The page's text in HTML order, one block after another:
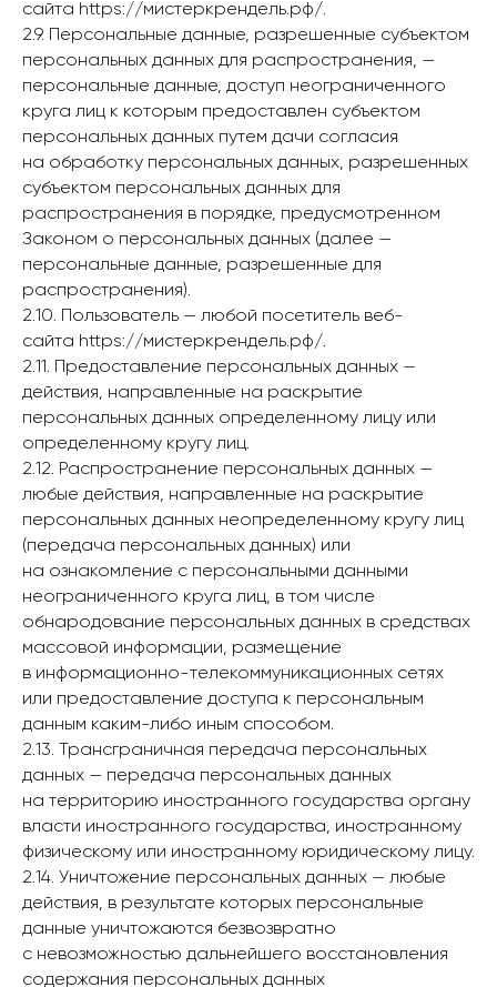
сайта https://мистеркрендель.рф/.
2.9. Персональные данные, разрешенные субъектом
персональных данных для распространения, —
персональные данные, доступ неограниченного
круга лиц к которым предоставлен субъектом
персональных данных путем дачи согласия
на обработку персональных данных, разрешенных
субъектом персональных данных для
распространения в порядке, предусмотренном
Законом о персональных данных (далее —
персональные данные, разрешенные для
распространения).
2.10. Пользователь — любой посетитель веб-
сайта https://мистеркрендель.рф/.
2.11. Предоставление персональных данных —
действия, направленные на раскрытие
персональных данных определенному лицу или
определенному кругу лиц.
2.12. Распространение персональных данных —
любые действия, направленные на раскрытие
персональных данных неопределенному кругу лиц
(передача персональных данных) или
на ознакомление с персональными данными
неограниченного круга лиц, в том числе
обнародование персональных данных в средствах
массовой информации, размещение
в информационно-телекоммуникационных сетях
или предоставление доступа к персональным
данным каким-либо иным способом.
2.13. Трансграничная передача персональных
данных — передача персональных данных
на территорию иностранного государства органу
власти иностранного государства, иностранному
физическому или иностранному юридическому лицу.
2.14. Уничтожение персональных данных — любые
действия, в результате которых персональные
данные уничтожаются безвозвратно
с невозможностью дальнейшего восстановления
содержания персональных данных